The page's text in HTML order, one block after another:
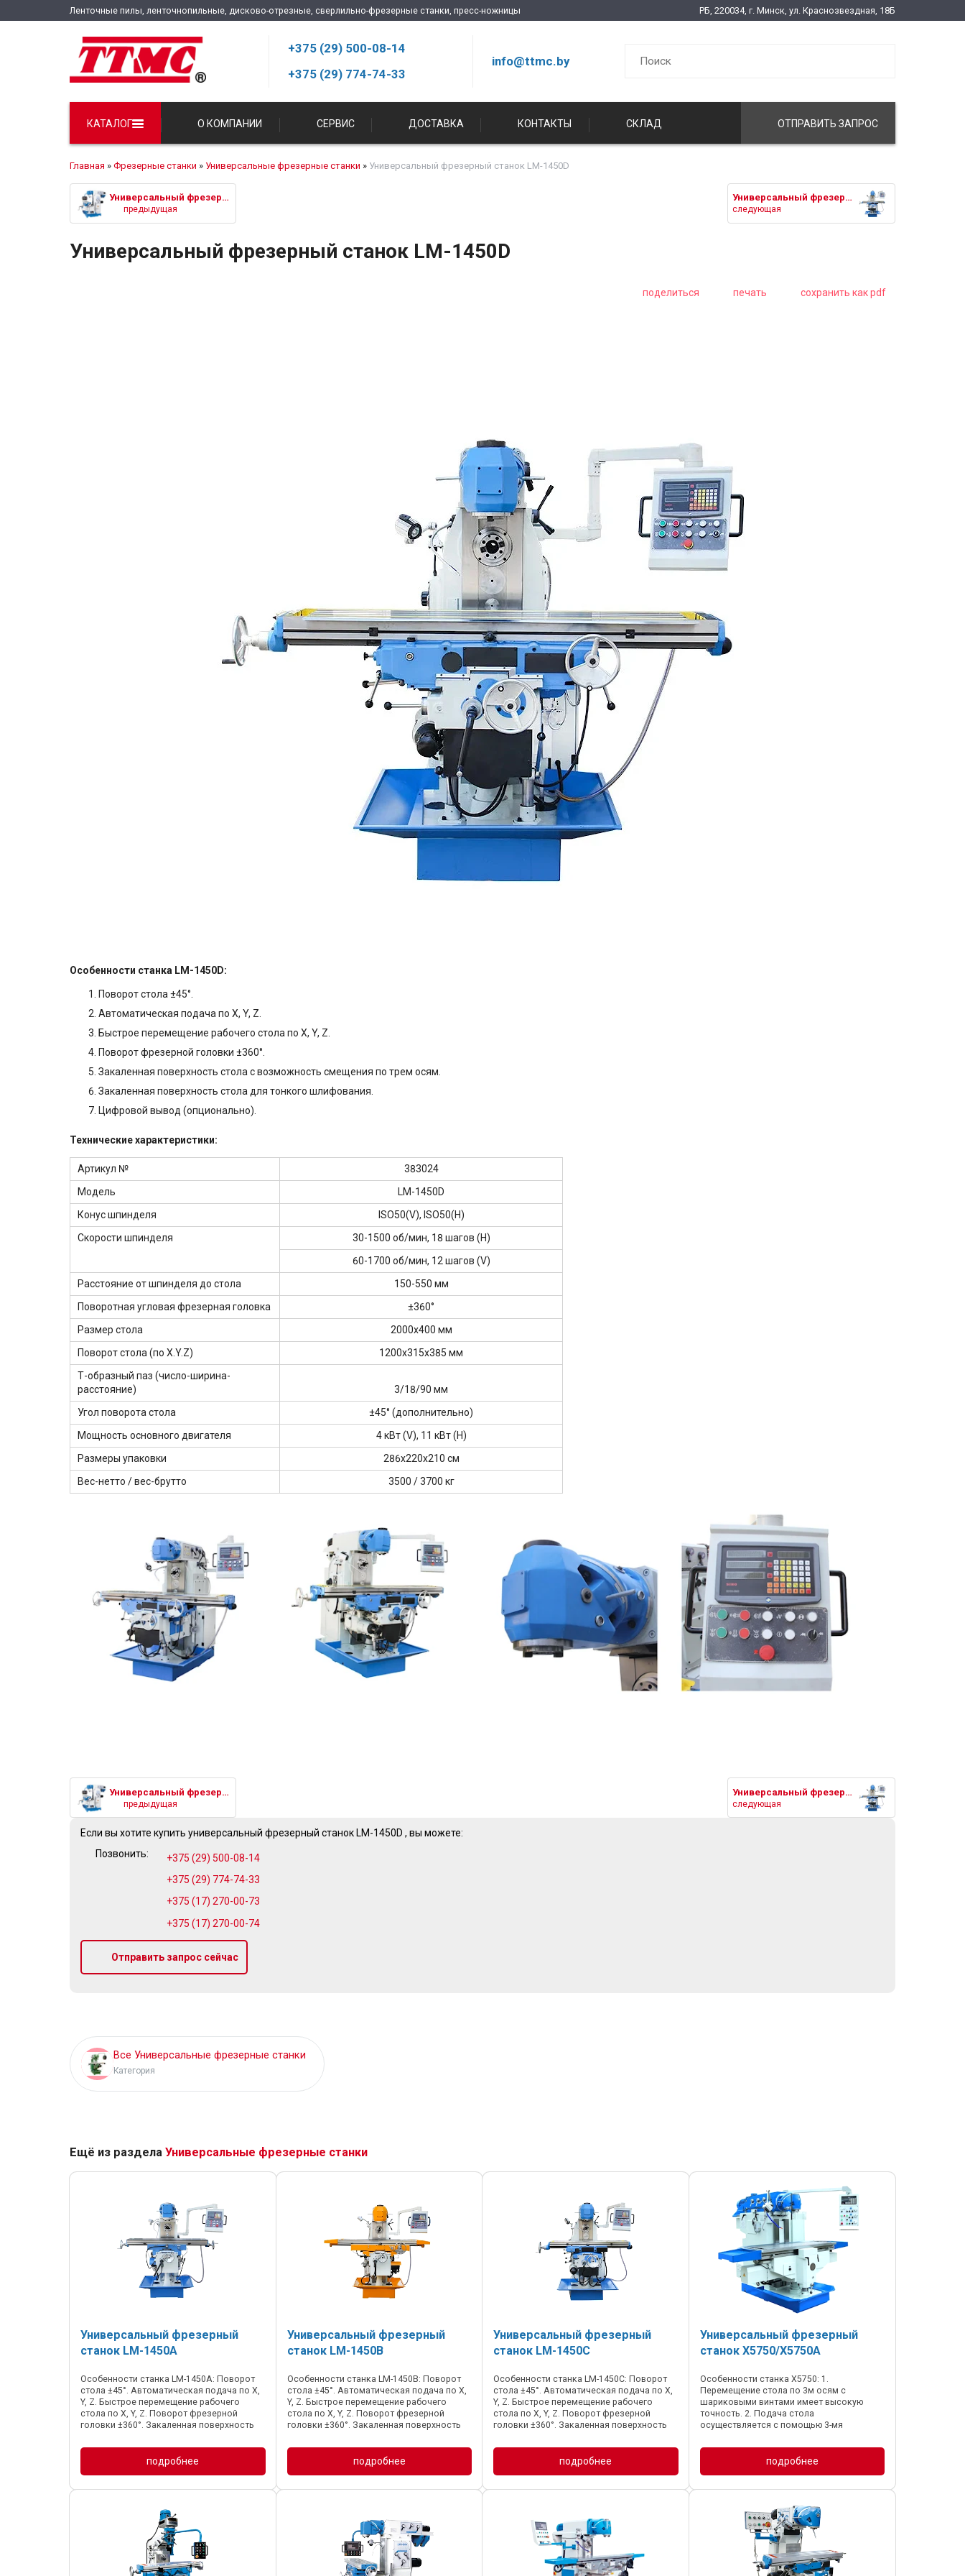
Ленточные пилы, ленточнопильные, дисково-отрезные, сверлильно-фрезерные станки, пресс-ножницы РБ, 220034, г. Минск, ул. Краснозвездная, 18Б
+375 (29) 500-08-14
+375 (29) 774-74-33
info@ttmc.by
КАТАЛОГ О КОМПАНИИ СЕРВИС ДОСТАВКА КОНТАКТЫ СКЛАД ОТПРАВИТЬ ЗАПРОС
Главная » Фрезерные станки » Универсальные фрезерные станки » Универсальный фрезерный станок LM-1450D
Универсальный фрезерный станок
предыдущая
Универсальный фрезерный станок
следующая
Универсальный фрезерный станок LM-1450D
поделиться печать сохранить как pdf
Особенности станка LM-1450D:
Поворот стола ±45°.
Автоматическая подача по X, Y, Z.
Быстрое перемещение рабочего стола по X, Y, Z.
Поворот фрезерной головки ±360°.
Закаленная поверхность стола с возможность смещения по трем осям.
Закаленная поверхность стола для тонкого шлифования.
Цифровой вывод (опционально).
Технические характеристики:
Артикул №
383024
Модель
LM-1450D
Конус шпинделя
ISO50(V), ISO50(H)
Скорости шпинделя
30-1500 об/мин, 18 шагов (H)
60-1700 об/мин, 12 шагов (V)
Расстояние от шпинделя до стола
150-550 мм
Поворотная угловая фрезерная головка
±360°
Размер стола
2000x400 мм
Поворот стола (по X.Y.Z)
1200x315x385 мм
Т-образный паз (число-ширина-
расстояние)
3/18/90 мм
Угол поворота стола
±45° (дополнительно)
Мощность основного двигателя
4 кВт (V), 11 кВт (H)
Размеры упаковки
286x220x210 см
Вес-нетто / вес-брутто
3500 / 3700 кг
Универсальный фрезерный станок
предыдущая
Универсальный фрезерный станок
следующая
Если вы хотите купить универсальный фрезерный станок LM-1450D , вы можете:
Позвонить:
+375 (29) 500-08-14
+375 (29) 774-74-33
+375 (17) 270-00-73
+375 (17) 270-00-74
Отправить запрос сейчас
Все Универсальные фрезерные станки
Категория
Ещё из раздела Универсальные фрезерные станки
Универсальный фрезерный
станок LM-1450A
Особенности станка LM-1450A: Поворот
стола ±45°. Автоматическая подача по X,
Y, Z. Быстрое перемещение рабочего
стола по X, Y, Z. Поворот фрезерной
головки ±360°. Закаленная поверхность
осям. Закаленная ...
подробнее
Универсальный фрезерный
станок LM-1450B
Особенности станка LM-1450B: Поворот
стола ±45°. Автоматическая подача по X,
Y, Z. Быстрое перемещение рабочего
стола по X, Y, Z. Поворот фрезерной
головки ±360°. Закаленная поверхность
осям. Закаленная ...
подробнее
Универсальный фрезерный
станок LM-1450С
Особенности станка LM-1450C: Поворот
стола ±45°. Автоматическая подача по X,
Y, Z. Быстрое перемещение рабочего
стола по X, Y, Z. Поворот фрезерной
головки ±360°. Закаленная поверхность
осям. Закаленная ...
подробнее
Универсальный фрезерный
станок X5750/X5750A
Особенности станка X5750: 1.
Перемещение стола по 3м осям с
шариковыми винтами имеет высокую
точность. 2. Подача стола
осуществляется с помощью 3-мя
не мешает друг другу, высокая
надежность, простота в ...
подробнее